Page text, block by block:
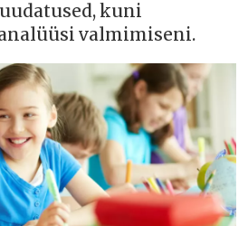
kuni
valmimiseni.